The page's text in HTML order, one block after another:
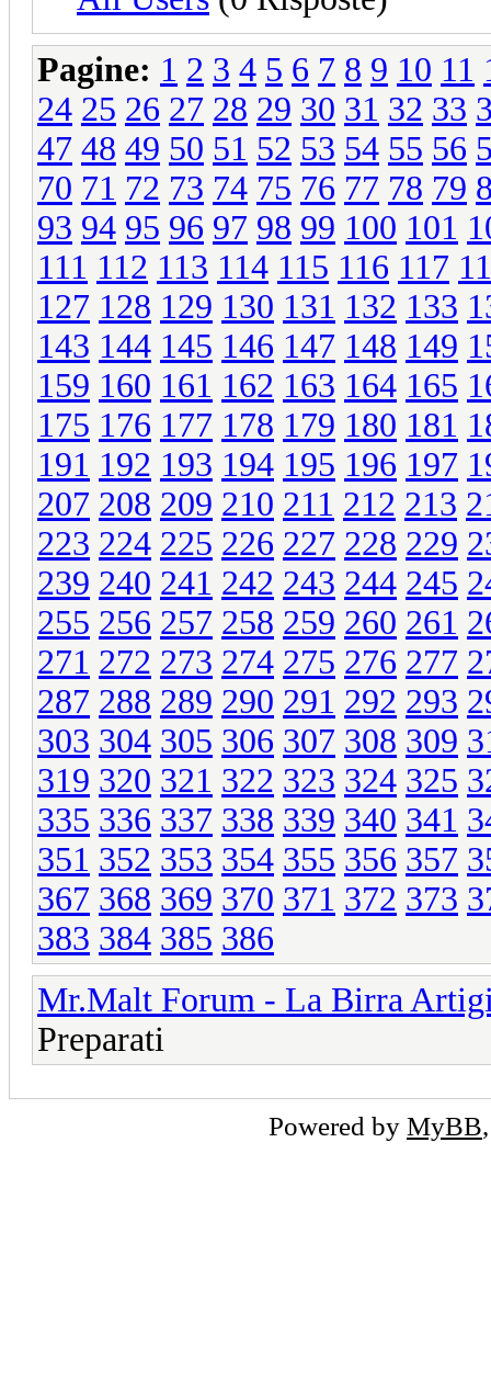
Pagine: 1 2 3 4 5 6 7 8 9 10 11
24 25 26 27 28 29 30 31 32 33
47 48 49 50 51 52 53 54 55 56
70 71 72 73 74 75 76 77 78 79
93 94 95 96 97 98 99 100 101
111 112 113 114 115 116 117
127 128 129 130 131 132 133
143 144 145 146 147 148 149
159 160 161 162 163 164 165
175 176 177 178 179 180 181
191 192 193 194 195 196 197
207 208 209 210 211 212 213
223 224 225 226 227 228 229
239 240 241 242 243 244 245
255 256 257 258 259 260 261
271 272 273 274 275 276 277
287 288 289 290 291 292 293
303 304 305 306 307 308 309
319 320 321 322 323 324 325
335 336 337 338 339 340 341
351 352 353 354 355 356 357
367 368 369 370 371 372 373
383 384 385 386
Mr.Malt Forum - La Birra
Preparati
Powered by MyBB